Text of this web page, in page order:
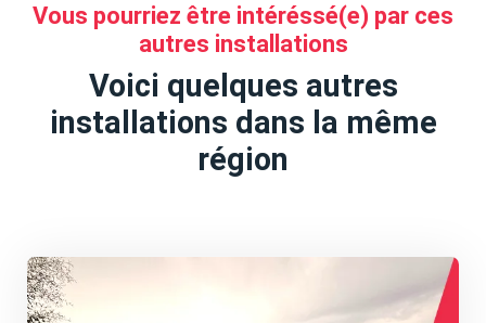
Vous pourriez être intéréssé(e) par ces
autres installations
Voici quelques autres
installations dans la même
région